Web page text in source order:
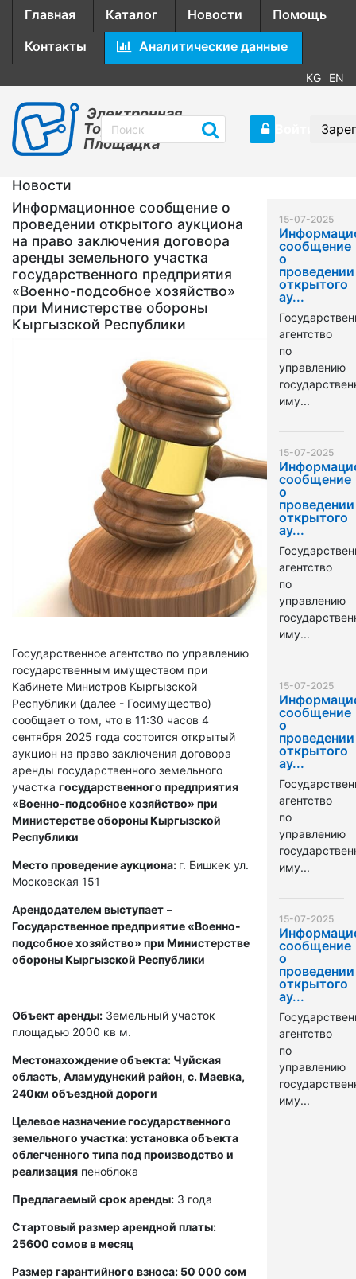
Главная Каталог Новости
Помощь
Контакты
Аналитические данные
KG EN
Электронная
Торговая
Площадка
Новости
Информационное сообщение о
проведении открытого аукциона
на право заключения договора
аренды земельного участка
государственного предприятия
«Военно-подсобное хозяйство»
при Министерстве обороны
Кыргызской Республики
Государственное агентство по управлению
государственным имуществом при
Кабинете Министров Кыргызской
Республики (далее - Госимущество)
сообщает о том, что в 11:30 часов 4
сентября 2025 года состоится открытый
аукцион на право заключения договора
аренды государственного земельного
участка государственного предприятия
«Военно-подсобное хозяйство» при
Министерстве обороны Кыргызской
Республики
Место проведение аукциона: г. Бишкек ул.
Московская 151
Арендодателем выступает –
Государственное предприятие «Военно-
подсобное хозяйство» при Министерстве
обороны Кыргызской Республики
Объект аренды: Земельный участок
площадью 2000 кв м.
Местонахождение объекта: Чуйская
область, Аламудунский район, с. Маевка,
240км объездной дороги
Целевое назначение государственного
земельного участка: установка объекта
облегченного типа под производство и
реализация пеноблока
Предлагаемый срок аренды: 3 года
Стартовый размер арендной платы:
25600 сомов в месяц
Размер гарантийного взноса: 50 000 сом
15-07-2025
сообщение
о
проведении
открытого
ау...
агентство
по
управлению
иму...
15-07-2025
сообщение
о
проведении
открытого
ау...
агентство
по
управлению
иму...
15-07-2025
сообщение
о
проведении
открытого
ау...
агентство
по
управлению
иму...
15-07-2025
сообщение
о
проведении
открытого
ау...
агентство
по
управлению
иму...